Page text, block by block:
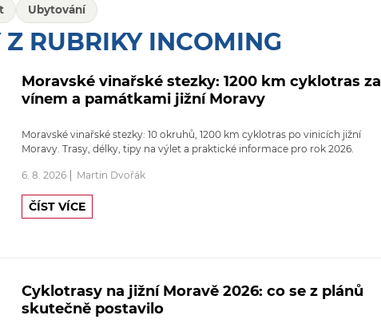
Ubytování
RUBRIKY INCOMING
Moravské vinařské stezky: 1200 km cyklotras za
vínem a památkami jižní Moravy
Moravské vinařské stezky: 10 okruhů, 1200 km cyklotras po vinicích jižní
Moravy. Trasy, délky, tipy na výlet a praktické informace pro rok 2026.
6. 8. 2026 Martin Dvořák
ČÍST VÍCE
Cyklotrasy na jižní Moravě 2026: co se z plánů
skutečně postavilo